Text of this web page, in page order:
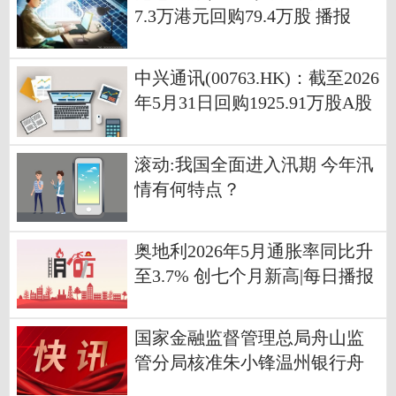
7.3万港元回购79.4万股 播报
中兴通讯(00763.HK)：截至2026
年5月31日回购1925.91万股A股
滚动:我国全面进入汛期 今年汛
情有何特点？
奥地利2026年5月通胀率同比升
至3.7% 创七个月新高|每日播报
国家金融监督管理总局舟山监
管分局核准朱小锋温州银行舟